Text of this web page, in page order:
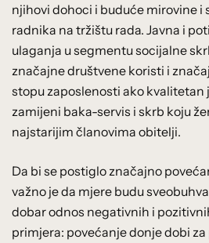
njihovi dohoci i buduće mirovine i
radnika na tržištu rada. Javna i
ulaganja u segmentu socijalne
značajne društvene koristi i
stopu zaposlenosti ako kvalitetan
zamijeni baka-servis i skrb koju
najstarijim članovima obitelji.
Da bi se postiglo značajno
važno je da mjere budu
dobar odnos negativnih i
primjera: povećanje donje dobi